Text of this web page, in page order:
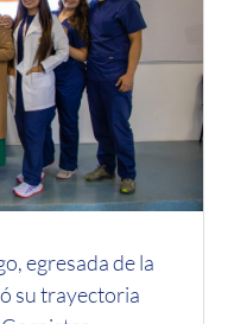
egresada de la
su trayectoria